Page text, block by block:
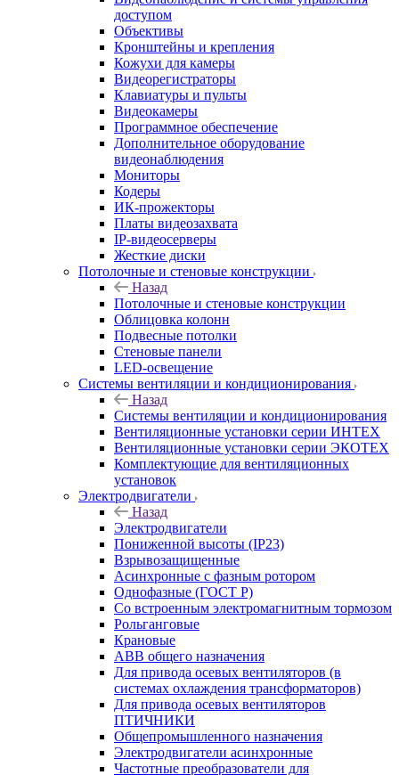
доступом
Объективы
Кронштейны и крепления
Кожухи для камеры
Видеорегистраторы
Клавиатуры и пульты
Видеокамеры
Программное обеспечение
Дополнительное оборудование
видеонаблюдения
Мониторы
Кодеры
ИК-прожекторы
Платы видеозахвата
IP-видеосерверы
Жесткие диски
Потолочные и стеновые конструкции
Назад
Потолочные и стеновые конструкции
Облицовка колонн
Подвесные потолки
Стеновые панели
LED-освещение
Системы вентиляции и кондиционирования
Назад
Системы вентиляции и кондиционирования
Вентиляционные установки серии ИНТЕХ
Вентиляционные установки серии ЭКОТЕХ
Комплектующие для вентиляционных
установок
Электродвигатели
Назад
Электродвигатели
Пониженной высоты (IP23)
Взрывозащищенные
Асинхронные с фазным ротором
Однофазные (ГОСТ Р)
Со встроенным электромагнитным тормозом
Рольганговые
Крановые
АВВ общего назначения
Для привода осевых вентиляторов (в
системах охлаждения трансформаторов)
Для привода осевых вентиляторов
ПТИЧНИКИ
Общепромышленного назначения
Электродвигатели асинхронные
Частотные преобразователи для